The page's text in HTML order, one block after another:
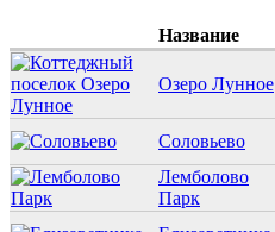
Название
Озеро Лунное
Соловьево
Лемболово
Парк